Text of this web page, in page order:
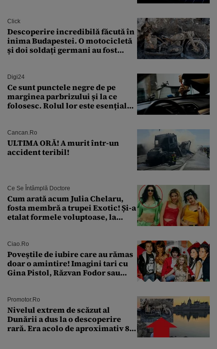
Click
Descoperire incredibilă făcută în
inima Budapestei. O motocicletă
și doi soldați germani au fost
Digi24
Ce sunt punctele negre de pe
marginea parbrizului și la ce
folosesc. Rolul lor este esențial
Cancan.ro
ULTIMA ORĂ! A murit într-un
accident teribil!
Ce Se Întâmplă Doctore
Cum arată acum Julia Chelaru,
fosta membră a trupei Exotic! Și-a
etalat formele voluptoase, la
Ciao.ro
Poveştile de iubire care au rămas
doar o amintire! Imagini tari cu
Gina Pistol, Răzvan Fodor sau
Promotor.ro
Nivelul extrem de scăzut al
Dunării a dus la o descoperire
rară. Era acolo de aproximativ 80